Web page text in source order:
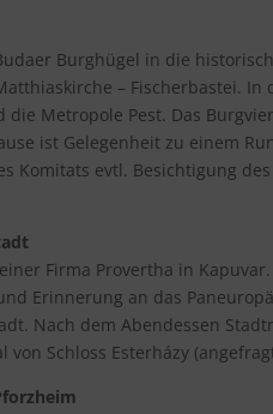
Burghügel in die
– Fischerbastei. In
Metropole Pest. Das
ist Gelegenheit zu einem
Komitats evtl. Besichtigung
Firma Provertha in
Erinnerung an das
Nach dem Abendessen
Schloss Esterházy